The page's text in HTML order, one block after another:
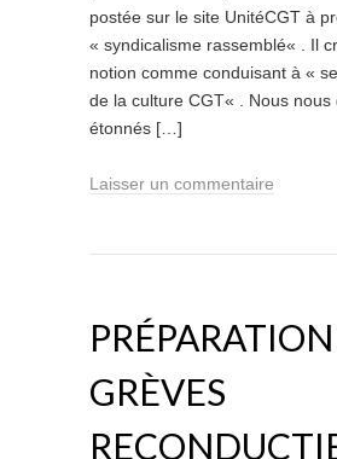
postée sur le site UnitéCGT à
« syndicalisme rassemblé« . Il
notion comme conduisant à «
de la culture CGT« . Nous nous
étonnés […]
Laisser un commentaire
GRÈVES